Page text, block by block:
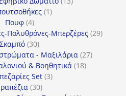
11
Πουφ 44
προϊόντα
Πολυθρόνες-Μπερζέρες 2929
Σκαμπό 3030
προϊόντα
- Μαξιλάρια 2727
& Βοηθητικά 1818
Set 33
3030